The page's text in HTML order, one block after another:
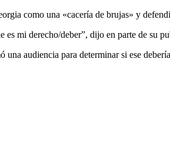
como una «cacería de brujas» y
mi derecho/deber”, dijo en parte de su
audiencia para determinar si ese